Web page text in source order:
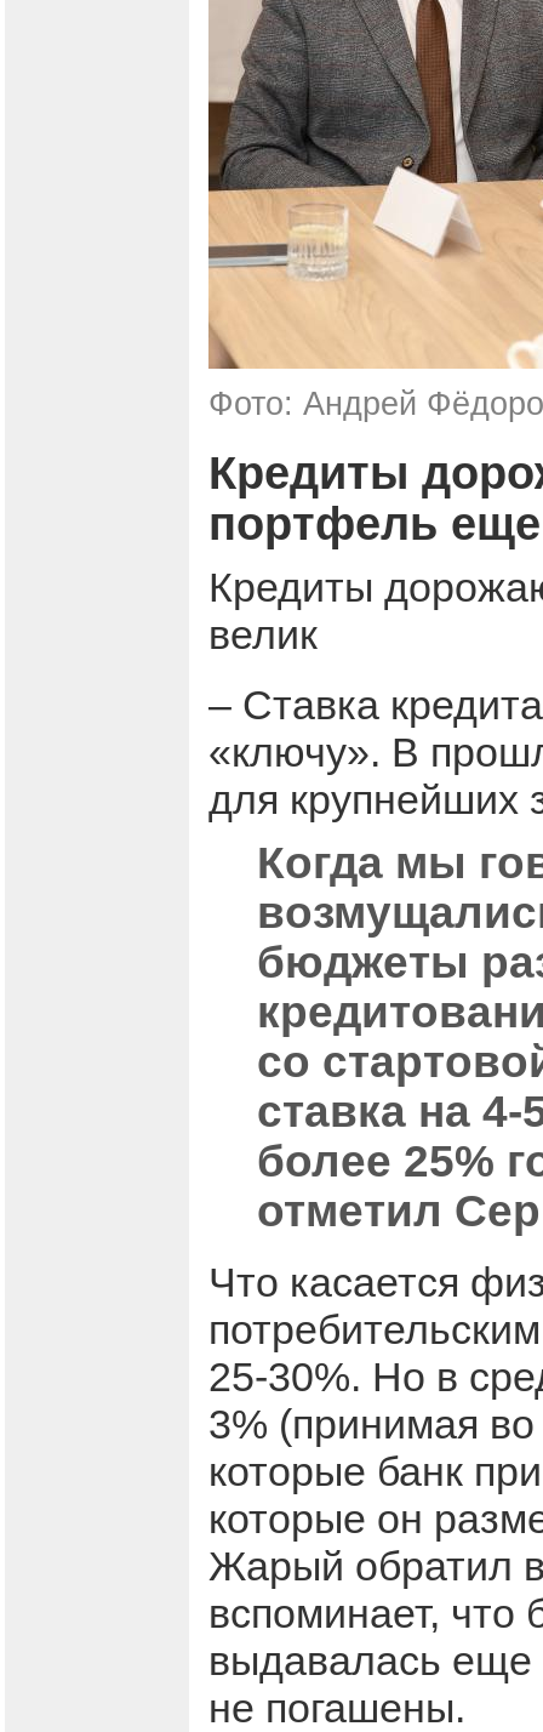
Фото: Андрей
Кредиты
портфель
Кредиты
велик
– Ставка
«ключу». В
для крупнейших
Когда мы
бюджеты
со
ставка на
более 25%
отметил
Что касается
25-30%. Но в
3% (принимая
которые банк
которые он
Жарый обратил
вспоминает, что
выдавалась еще
не погашены.